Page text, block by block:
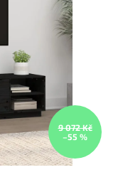
9 072 Kč
–55 %